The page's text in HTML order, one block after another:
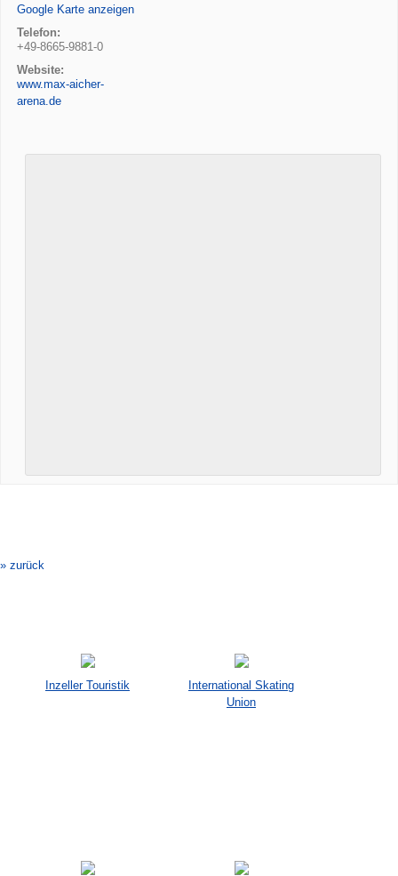
Google Karte anzeigen
Telefon:
+49-8665-9881-0
Website:
www.max-aicher-
arena.de
» zurück
Inzeller Touristik
International Skating
Union